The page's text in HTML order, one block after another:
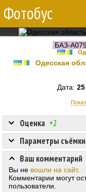
Фотобус
БАЗ-
Одесская
Дата:
Оценка +2
Параметры съёмки
Ваш комментарий
Вы не вошли на сайт.
Комментарии могут
пользователи.